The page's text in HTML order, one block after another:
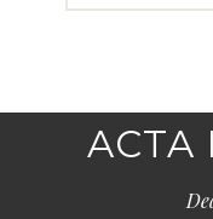
ACTA